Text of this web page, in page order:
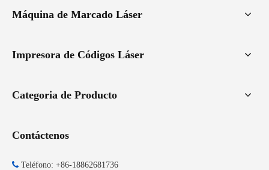
Máquina de Marcado Láser
Impresora de Códigos Láser
Categoria de Producto
Contáctenos
 Teléfono: +86-18862681736